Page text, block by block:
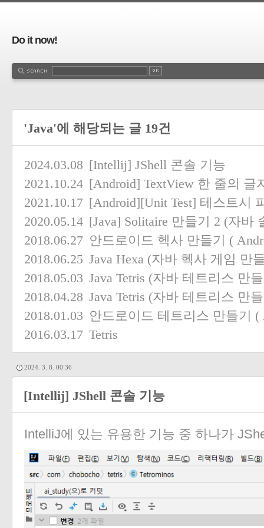
Do it now!
'Java'에 해당되는 글 19건
2024.03.08 [Intellij] JShell 콘솔 기능
2021.10.24 [Android] TextView 한 줄의 글
2021.10.17 [Android][Unit Test] 테스트시
2020.05.14 [Java] Solitaire 만들기 2 (자바
2018.06.27 안드로이드 헥사 만들기 (
2018.06.25 Java Hexa (자바 헥사 게임 만
2018.05.03 Java Tetris (자바 테트리스 만
2018.04.28 Java Tetris (자바 테트리스 만
2018.01.03 안드로이드 테트리스 만들기 (
2016.03.17 Tetris
2024. 3. 8. 00:36
[Intellij] JShell 콘솔 기능
IntelliJ에 있는 유용한 기능 중 하나가